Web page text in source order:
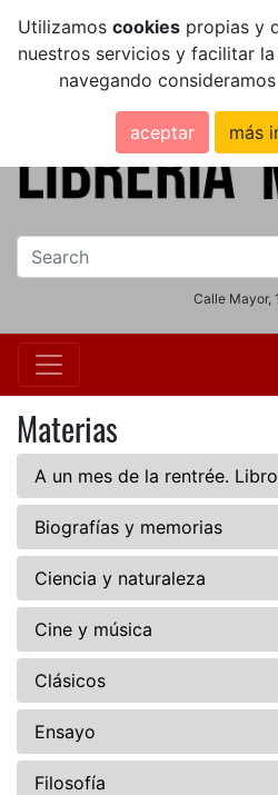
Utilizamos cookies propias y
nuestros servicios y facilitar
navegando
aceptar más
Calle Mayor,
Materias
A un mes de la rentrée.
Biografías y memorias
Ciencia y naturaleza
Cine y música
Clásicos
Ensayo
Filosofía